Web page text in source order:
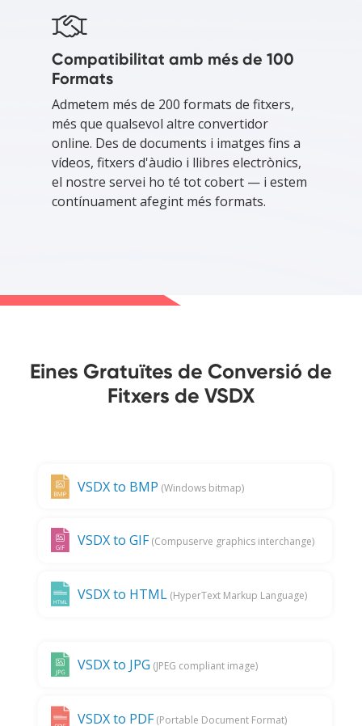
Compatibilitat amb més de 100
Formats
Admetem més de 200 formats de fitxers,
més que qualsevol altre convertidor
online. Des de documents i imatges fins a
vídeos, fitxers d'àudio i llibres electrònics,
el nostre servei ho té tot cobert — i estem
contínuament afegint més formats.
Eines Gratuïtes de Conversió de
Fitxers de VSDX
VSDX to BMP (Windows bitmap)
VSDX to GIF (Compuserve graphics interchange)
VSDX to HTML (HyperText Markup Language)
VSDX to JPG (JPEG compliant image)
VSDX to PDF (Portable Document Format)